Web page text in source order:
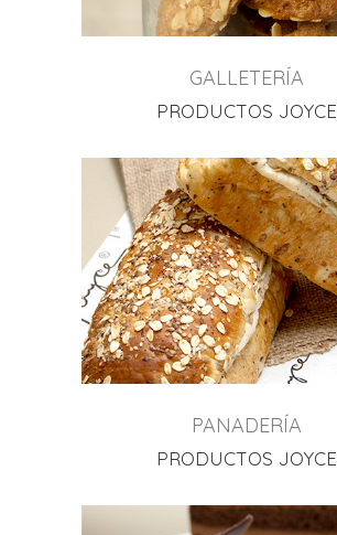
GALLETERÍA
PRODUCTOS JOYCE
PANADERÍA
PRODUCTOS JOYCE